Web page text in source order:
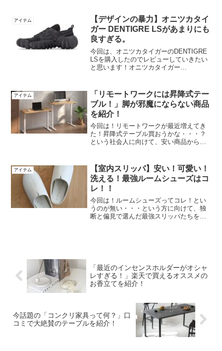
定番モデルがベースになっていてアップ
デートされ...
アイテム
【デザインの暴力】オニツカタイ
ガー DENTIGRE LSがあまりにも
良すぎる。
今回は、オニツカタイガーのDENTIGRE
LSを購入したのでレビューしていきたい
と思います！オニツカタイガー
ーです！立体的なオニツカタイガースト
ライプのデ...
アイテム
「リモートワークには昇降式テー
ブル！」脚が邪魔にならない商品
を紹介！
今回は！リモートワークが最近増えてき
た！昇降式テーブル買おうかな・・・？
という社会人に向けて、安い商品から人
ります！ ・電動式テーブル ・ガス式
テーブル今回は電動式と...
アイテム
【室内スリッパ】安い！可愛い！
洗える！最強ルームシューズはコ
レ！！
今回は！ルームシューズってコレ！とい
うのが無い・・・という方に向けて、独
断と偏見で選んだ最強スリッパたちを紹
「最近のインセンスホルダーがオシャ
レすぎる！」楽天で買えるオススメの
お香立てを紹介！
今話題の「コンクリ家具って何？」口
コミで大絶賛のテーブルを紹介！